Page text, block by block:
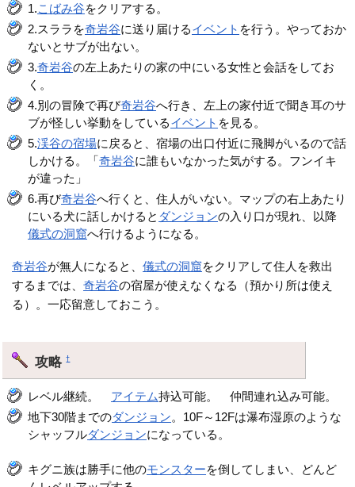
1.こばみ谷をクリアする。
2.スララを奇岩谷に送り届けるイベント を行う。やっておか
ないとサブが出ない。
3.奇岩谷の左上あたりの家の中にいる女性と会話をしてお
く。
4.別の冒険で再び奇岩谷へ行き、左上の家付近で聞き耳のサ
ブが怪しい挙動をしているイベント を見る。
5.渓谷の宿場に戻ると、宿場の出口付近に飛脚がいるので話
しかける。「奇岩谷に誰もいなかった気がする。フンイキ
が違った」
6.再び奇岩谷へ行くと、住人がいない。マップの右上あたり
にいる犬に話しかけると ダンジョンの入り口が現れ、以降
儀式の洞窟へ行けるようになる。
奇岩谷が無人になると、儀式の洞窟をクリアして住人を救出
するまでは、奇岩谷の宿屋が使えなくなる（預かり所は使え
る）。一応留意しておこう。
攻略†
レベル継続。 アイテム持込可能。 仲間連れ込み可能。
地下30階までのダンジョン。10F～12Fは瀑布湿原のような
シャッフルダンジョンになっている。
キグニ族は勝手に他のモンスターを倒してしまい、どんど